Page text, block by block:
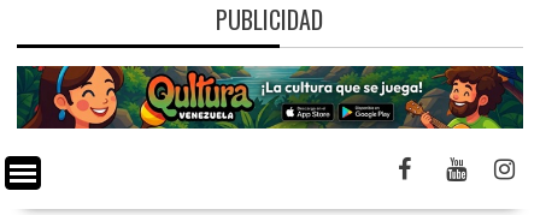
PUBLICIDAD